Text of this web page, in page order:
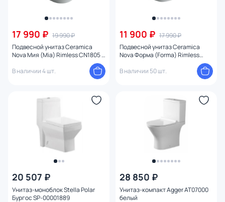
17 990 ₽ 19 990 ₽
Подвесной унитаз Ceramica
Nova Мия (Mia) Rimless CN1805 с
В наличии 4 шт.
11 900 ₽ 17 990 ₽
Подвесной унитаз Ceramica
Nova Форма (Forma) Rimless
В наличии 50 шт.
20 507 ₽
Унитаз-моноблок Stella Polar
Бургос SP-00001889
28 850 ₽
Унитаз-компакт Agger AT07000
белый